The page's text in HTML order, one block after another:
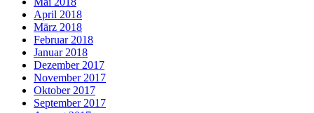
April 2018
März 2018
Februar 2018
Januar 2018
Dezember 2017
November 2017
Oktober 2017
September 2017